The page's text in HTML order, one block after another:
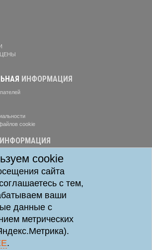
cookie
сайта
с тем,
ваши
данные с
метрических
.
ИНФОРМАЦИЯ
cookie
ИНФОРМАЦИЯ
Ежедневно: 10:00-20:00
Алексеева, д. 24, офис 41
техники.
не является публичной офертой. Наличие и стоимость
Производители оставляют за собой право изменять
внешний вид товаров без предварительного уведомления.